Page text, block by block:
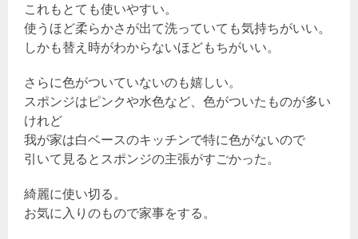
これもとても使いやすい。
使うほど柔らかさが出て洗っていても気持ちがいい。
しかも替え時がわからないほどもちがいい。
さらに色がついていないのも嬉しい。
スポンジはピンクや水色など、色がついたものが多い
けれど
我が家は白ベースのキッチンで特に色がないので
引いて見るとスポンジの主張がすごかった。
綺麗に使い切る。
お気に入りのもので家事をする。